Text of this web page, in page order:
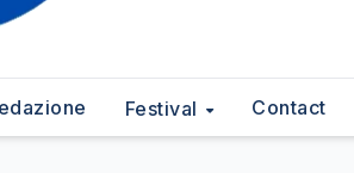
Festival Contact